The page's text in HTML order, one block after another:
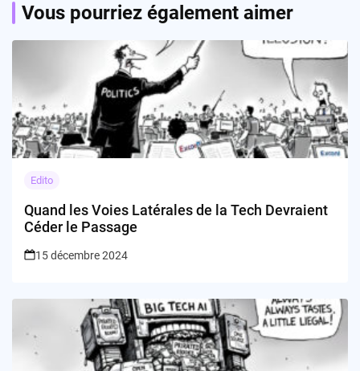
Vous pourriez également aimer
Edito
Quand les Voies Latérales de la Tech Devraient
Céder le Passage
15 décembre 2024